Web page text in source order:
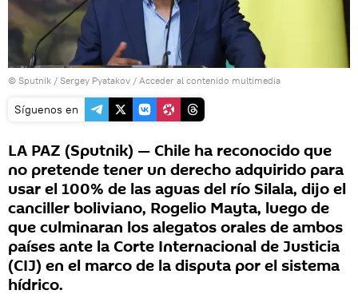
© Sputnik / Sergey Pyatakov / Acceder al contenido multimedia
Síguenos en
LA PAZ (Sputnik) — Chile ha reconocido que
no pretende tener un derecho adquirido para
usar el 100% de las aguas del río Silala, dijo el
canciller boliviano, Rogelio Mayta, luego de
que culminaran los alegatos orales de ambos
países ante la Corte Internacional de Justicia
(CIJ) en el marco de la disputa por el sistema
hídrico.